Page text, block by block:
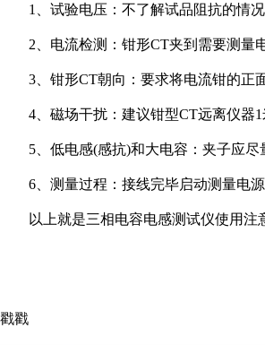
1、试验电压：不了解试品阻抗的情况
2、电流检测：钳形CT夹到需要测量电
3、钳形CT朝向：要求将电流钳的正面
4、磁场干扰：建议钳型CT远离仪器1
5、低电感(感抗)和大电容：夹子应尽
6、测量过程：接线完毕启动测量电源
以上就是三相电容电感测试仪使用注意
戳戳